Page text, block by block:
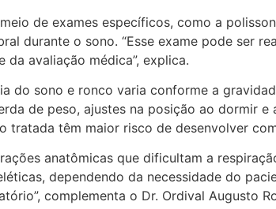
de exames específicos, como a
durante o sono. “Esse exame pode ser
da avaliação médica”, explica.
do sono e ronco varia conforme a
de peso, ajustes na posição ao dormir
tratada têm maior risco de desenvolver
anatômicas que dificultam a
dependendo da necessidade do
complementa o Dr. Ordival Augusto